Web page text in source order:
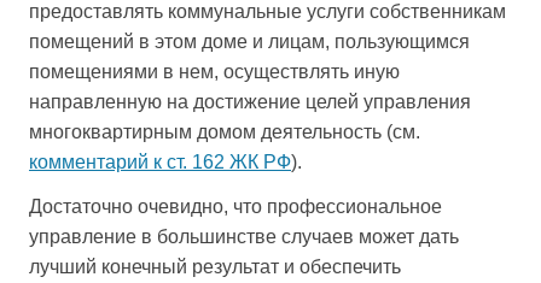
предоставлять коммунальные услуги собственникам
помещений в этом доме и лицам, пользующимся
помещениями в нем, осуществлять иную
направленную на достижение целей управления
многоквартирным домом деятельность (см.
комментарий к ст. 162 ЖК РФ).
Достаточно очевидно, что профессиональное
управление в большинстве случаев может дать
лучший конечный результат и обеспечить